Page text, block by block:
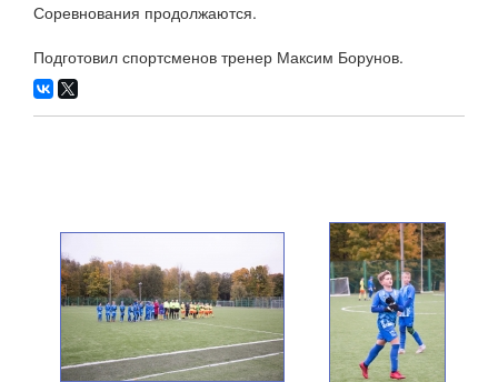
Соревнования продолжаются.
Подготовил спортсменов тренер Максим Борунов.